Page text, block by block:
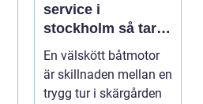
service i
stockholm så tar
du hand om din
båtmotor på rätt
sätt
En välskött båtmotor
är skillnaden mellan en
trygg tur i skärgården